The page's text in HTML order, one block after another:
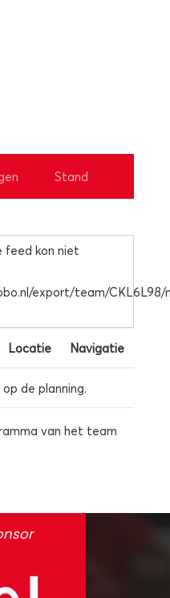
Stand
feed kon niet
export/team/CKL6L98/
Locatie Navigatie
de planning.
van het team